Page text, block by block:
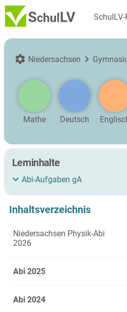
SchulLV-
Niedersachsen
Mathe Deutsch
Lerninhalte
Abi-Aufgaben gA
Inhaltsverzeichnis
Niedersachsen Physik-Abi
2026
Abi 2025
Abi 2024